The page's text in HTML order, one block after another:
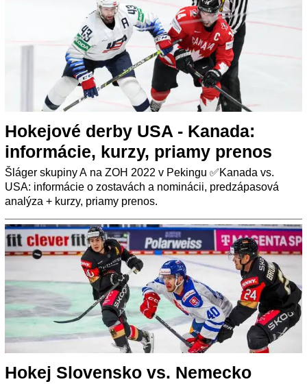
Hokejové derby USA - Kanada:
informácie, kurzy, priamy prenos
Šláger skupiny A na ZOH 2022 v Pekingu ✅Kanada vs.
USA: informácie o zostavách a nominácii, predzápasová
analýza + kurzy, priamy prenos.
Hokej Slovensko vs. Nemecko